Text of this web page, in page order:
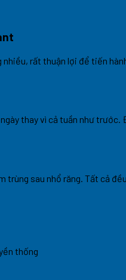
rất thuận lợi để tiến
thay vì cả tuần như
sau nhổ răng. Tất cả
thống